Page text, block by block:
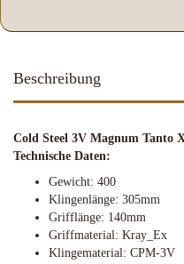
Beschreibung
Cold Steel 3V Magnum Tanto
Technische Daten:
Gewicht: 400
Klingenlänge: 305mm
Grifflänge: 140mm
Griffmaterial: Kray_Ex
Klingematerial: CPM-3V